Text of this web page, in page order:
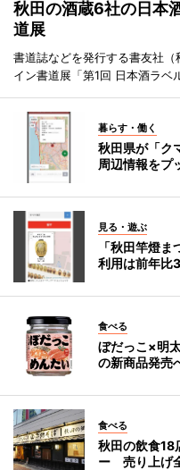
秋田の酒蔵6社の日本
道展
書道誌などを発行する書友社
イン書道展「第1回 日本酒ラベ
暮らす・働く
秋田県が「ク
周辺情報をプ
見る・遊ぶ
「秋田竿燈
利用は前年比
食べる
ぼだっこ×明
の新商品発売
食べる
秋田の飲食18
ー 売り上げ